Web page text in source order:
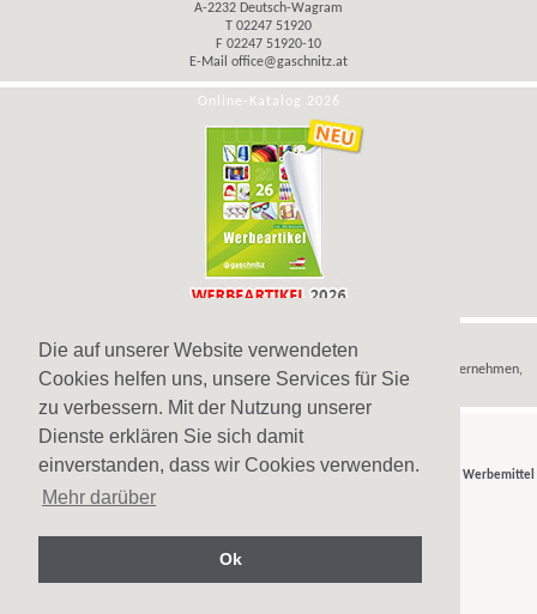
Die auf unserer Website verwendeten
Cookies helfen uns, unsere Services für Sie
zu verbessern. Mit der Nutzung unserer
Dienste erklären Sie sich damit
einverstanden, dass wir Cookies verwenden.
Mehr darüber
Ok
A-2232 Deutsch-Wagram
T 02247 51920
F 02247 51920-10
E-Mail office@gaschnitz.at
Online-Katalog 2026
Wir verkaufen Werbeartikel Werbegeschenke undWerbemittelnur an Unternehmen,
Institutionen und Vereine.
© Gaschnitz GmbH 2007-2026 - Ihr Partner für Werbeartikel, Werbegeschenke
Werbemittel